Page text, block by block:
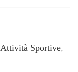
Attività Sportive,